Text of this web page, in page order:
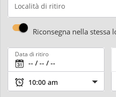
Località di ritiro
Riconsegna nella stessa
Data di ritiro